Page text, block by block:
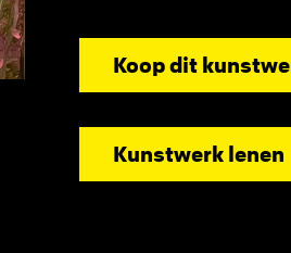
Koop dit
Kunstwerk lenen